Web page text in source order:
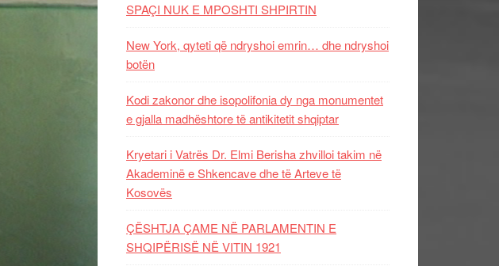
SPAÇI NUK E MPOSHTI SHPIRTIN
New York, qyteti që ndryshoi emrin… dhe ndryshoi
botën
Kodi zakonor dhe isopolifonia dy nga monumentet
e gjalla madhështore të antikitetit shqiptar
Kryetari i Vatrës Dr. Elmi Berisha zhvilloi takim në
Akademinë e Shkencave dhe të Arteve të
Kosovës
ÇËSHTJA ÇAME NË PARLAMENTIN E
SHQIPËRISË NË VITIN 1921